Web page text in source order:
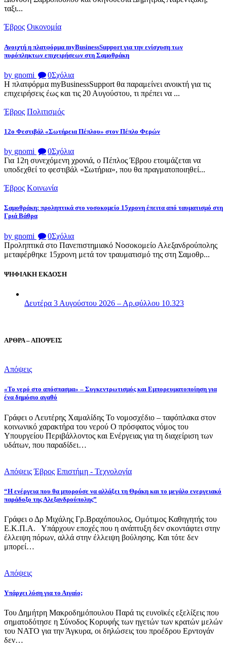
ταξι...
Έβρος Οικονομία
Ανοιχτή η πλατφόρμα myBusinessSupport για την ενίσχυση των
πυρόπληκτων επιχειρήσεων στη Σαμοθράκη
by gnomi 0Σχόλια
Η πλατφόρμα myBusinessSupport θα παραμείνει ανοικτή για τις
επιχειρήσεις έως και τις 20 Αυγούστου, τι πρέπει να ...
Έβρος Πολιτισμός
12ο Φεστιβάλ «Σωτήρεια Πέπλου» στον Πέπλο Φερών
by gnomi 0Σχόλια
Για 12η συνεχόμενη χρονιά, ο Πέπλος Έβρου ετοιμάζεται να
υποδεχθεί το φεστιβάλ «Σωτήρια», που θα πραγματοποιηθεί...
Έβρος Κοινωνία
Σαμοθράκη: προληπτικά στο νοσοκομείο 15χρονη έπειτα από ταυματισμό στη
Γριά Βάθρα
by gnomi 0Σχόλια
Προληπτικά στο Πανεπιστημιακό Νοσοκομείο Αλεξανδρούπολης
μεταφέρθηκε 15χρονη μετά τον τραυματισμό της στη Σαμοθρ...
ΨΗΦΙΑΚΗ ΕΚΔΟΣΗ
Δευτέρα 3 Αυγούστου 2026 – Αρ.φύλλου 10.323
ΑΡΘΡΑ – ΑΠΟΨΕΙΣ
Απόψεις
«Το νερό στο απόσπασμα» – Συγκεντρωτισμός και Εμπορευματοποίηση για
ένα δημόσιο αγαθό
Γράφει ο Λευτέρης Χαμαλίδης Το νομοσχέδιο – ταφόπλακα στον
κοινωνικό χαρακτήρα του νερού Ο πρόσφατος νόμος του
Υπουργείου Περιβάλλοντος και Ενέργειας για τη διαχείριση των
υδάτων, που παραδίδει…
Απόψεις Έβρος Επιστήμη - Τεχνολογία
“Η ενέργεια που θα μπορούσε να αλλάξει τη Θράκη και το μεγάλο ενεργειακό
παράδοξο της Αλεξανδρούπολης”
Γράφει ο Δρ Μιχάλης Γρ.Βραχόπουλος, Ομότιμος Καθηγητής του
Ε.Κ.Π.Α. Υπάρχουν εποχές που η ανάπτυξη δεν σκοντάφτει στην
έλλειψη πόρων, αλλά στην έλλειψη βούλησης. Και τότε δεν
μπορεί…
Απόψεις
Υπάρχει λύση για το Αιγαίο;
Του Δημήτρη Μακροδημόπουλου Παρά τις ευνοϊκές εξελίξεις που
σηματοδότησε η Σύνοδος Κορυφής των ηγετών των κρατών μελών
του ΝΑΤΟ για την Άγκυρα, οι δηλώσεις του προέδρου Ερντογάν
δεν…